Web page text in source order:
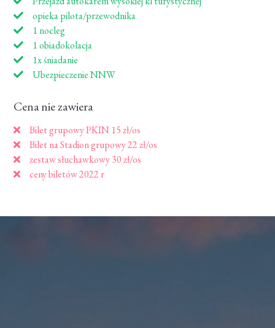
opieka pilota/przewodnika
1 nocleg
1 obiadokolacja
1x śniadanie
Ubezpieczenie NNW
Cena nie zawiera
Bilet grupowy PKIN 15 zł/os
Bilet na Stadion grupowy 22 zł/os
zestaw słuchawkowy 30 zł/os
ceny biletów 2022 r